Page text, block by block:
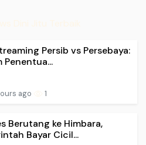
Persib vs Persebaya:
Penentua...
ago 1
Berutang ke Himbara,
Bayar Cicil...